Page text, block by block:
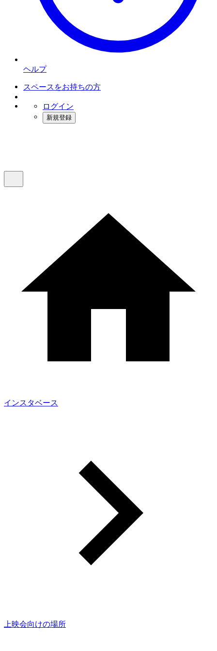
ヘルプ
スペースをお持ちの方
ログイン
新規登録
インスタベース
上映会向けの場所